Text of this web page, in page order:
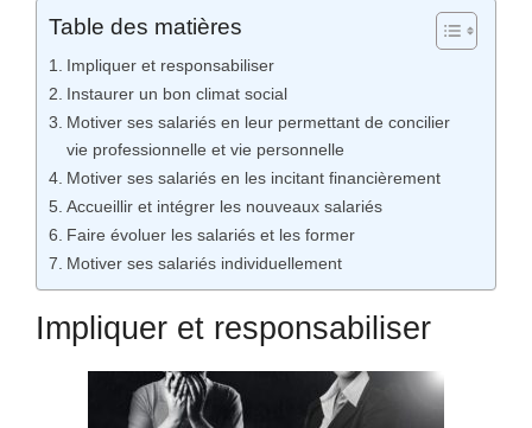
Table des matières
Impliquer et responsabiliser
Instaurer un bon climat social
Motiver ses salariés en leur permettant de concilier
vie professionnelle et vie personnelle
Motiver ses salariés en les incitant financièrement
Accueillir et intégrer les nouveaux salariés
Faire évoluer les salariés et les former
Motiver ses salariés individuellement
Impliquer et responsabiliser